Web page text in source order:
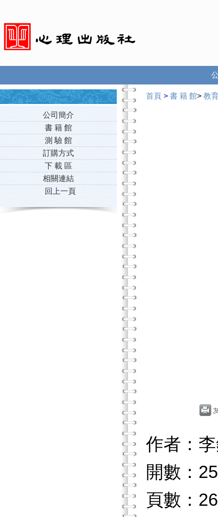
公司簡介
書 籍 館
測 驗 館
訂購方式
下 載 區
相關連結
回上一頁
首頁 > 書 籍 館> 教
作者：
開數：25
頁數：